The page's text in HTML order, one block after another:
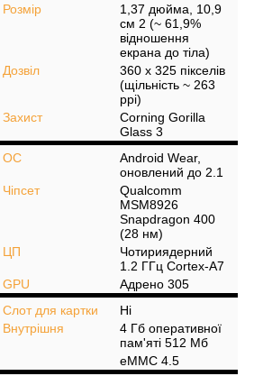
Розмір
1,37 дюйма, 10,9
см 2 (~ 61,9%
відношення
екрана до тіла)
Дозвіл
360 x 325 пікселів
(щільність ~ 263
ppi)
Захист
Corning Gorilla
Glass 3
ОС
Android Wear,
оновлений до 2.1
Чіпсет
Qualcomm
MSM8926
Snapdragon 400
(28 нм)
ЦП
Чотириядерний
1.2 ГГц Cortex-A7
GPU
Адрено 305
Слот для картки
Ні
Внутрішня
4 Гб оперативної
пам'яті 512 Мб
eMMC 4.5